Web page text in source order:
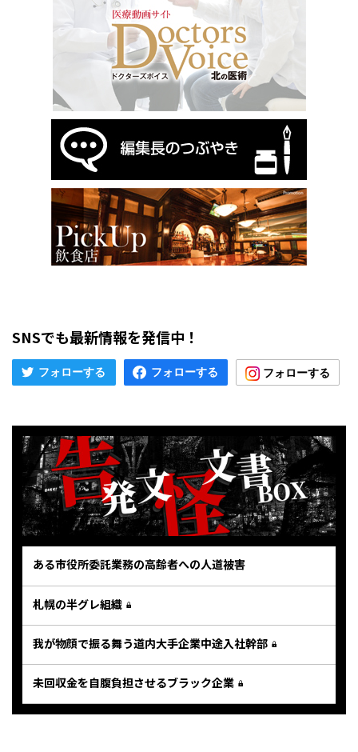
SNSでも最新情報を発信中！
ある市役所委託業務の高齢者への人道被害
札幌の半グレ組織
我が物顔で振る舞う道内大手企業中途入社幹部
未回収金を自腹負担させるブラック企業